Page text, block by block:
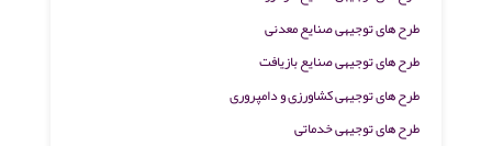
طرح های توجیهی صنایع معدنی
طرح های توجیهی صنایع بازیافت
طرح های توجیهی کشاورزی و دامپروری
طرح های توجیهی خدماتی